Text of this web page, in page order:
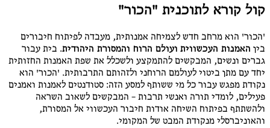
קורא לתוכנית "הכור"
הוא מרחב חדש לצמיחה אמנותית, מעבדה לפיתוח חיבורים
העכשווית ועולם הרוח והמסורת היהודית. בית עבור
ונשים, המבקשים להתמקצע ולשכלל את שפת האמנות החזותית
מתן ביטוי לעולמם הרוחני ולזהותם התרבותית. 'הכור' הוא
מפגש עבור כל מי ששותף למסע הזה: סטודנטים לאמנות ואמנים
לומדי תורה ואנשי תרבות – המבקשים לשאוב השראה
בפיתוח השיחה אודות חיבור העכשווי אל המסורת,
מנקודת המבט של המקומי.